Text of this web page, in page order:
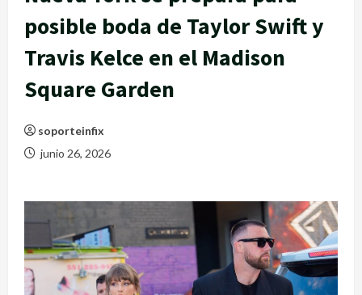
posible boda de Taylor Swift y
Travis Kelce en el Madison
Square Garden
soporteinfix
junio 26, 2026